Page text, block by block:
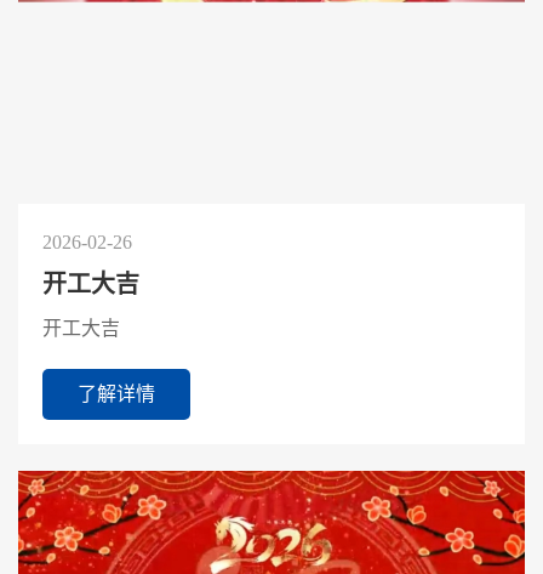
2026-02-26
开工大吉
开工大吉
了解详情